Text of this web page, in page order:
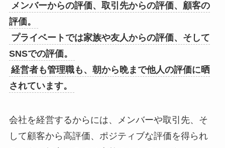
メンバーからの評価、取引先からの評価、顧客の
評価。
プライベートでは家族や友人からの評価、そして
SNSでの評価。
経営者も管理職も、朝から晩まで他人の評価に晒
されています。
会社を経営するからには、メンバーや取引先、そ
して顧客から高評価、ポジティブな評価を得られ